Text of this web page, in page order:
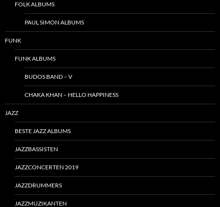
FOLK ALBUMS
PAUL SIMON ALBUMS
FUNK
FUNK ALBUMS
BUDOS BAND – V
CHAKA KHAN – HELLO HAPPINESS
JAZZ
BESTE JAZZ ALBUMS
JAZZBASSISTEN
JAZZCONCERTEN 2019
JAZZDRUMMERS
JAZZMUZIKANTEN